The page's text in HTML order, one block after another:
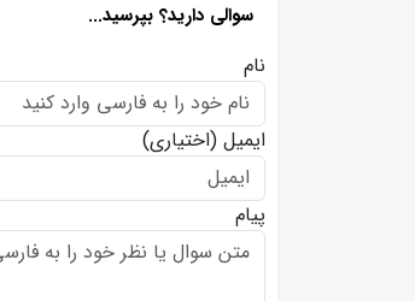
سوالی دارید؟ بپرسید...
نام
ایمیل (اختیاری)
پیام